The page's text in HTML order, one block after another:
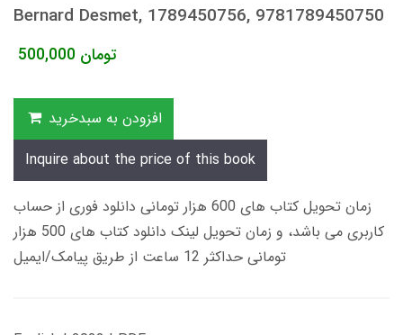
Bernard Desmet, 1789450756, 9781789450750
500,000 تومان
افزودن به سبدخرید
Inquire about the price of this book
زمان تحویل کتاب های 600 هزار تومانی دانلود فوری از حساب
کاربری می باشد، و زمان تحویل لینک دانلود کتاب های 500 هزار
تومانی حداکثر 12 ساعت از طریق پیامک/ایمیل